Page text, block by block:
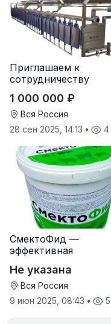
Приглашаем к
сотрудничеству
1 000 000 ₽
Вся Россия
28 сен 2025, 14:13 • 4
СмектоФид —
эффективная
антидиарейная
кормовая добавка
телят
Не указана
Вся Россия
9 июн 2025, 08:43 •